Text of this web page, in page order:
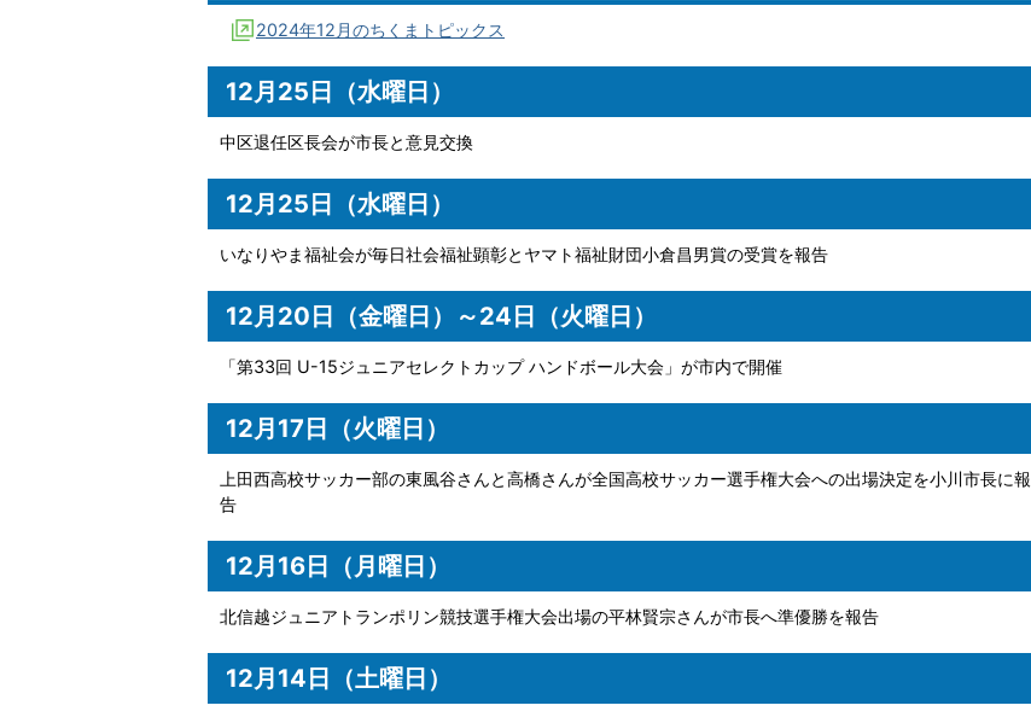
2024年12月のちくまトピックス
12月25日（水曜日）
中区退任区長会が市長と意見交換
12月25日（水曜日）
いなりやま福祉会が毎日社会福祉顕彰とヤマト福祉財団小倉昌男賞の受賞を報告
12月20日（金曜日）～24日（火曜日）
「第33回 U-15ジュニアセレクトカップ ハンドボール大会」が市内で開催
12月17日（火曜日）
上田西高校サッカー部の東風谷さんと高橋さんが全国高校サッカー選手権大会への出場決定を小川市長に報
告
12月16日（月曜日）
北信越ジュニアトランポリン競技選手権大会出場の平林賢宗さんが市長へ準優勝を報告
12月14日（土曜日）